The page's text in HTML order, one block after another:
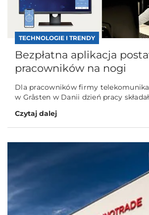
TECHNOLOGIE I TRENDY
Bezpłatna aplikacja
pracowników na nogi
Dla pracowników firmy
w Gråsten w Danii dzień pracy
Czytaj dalej